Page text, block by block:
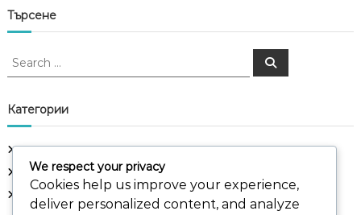
Търсене
S
r
c
f
o
r
S
Категории
Дървета за избор на карти
Обяснения на разширителни модули
Чудесни стратегии
We respect your privacy
Cookies help us improve your experience,
deliver personalized content, and analyze